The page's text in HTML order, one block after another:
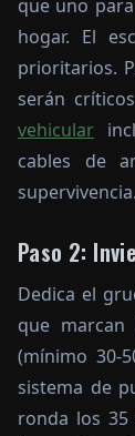
que uno
hogar. El
prioritarios.
serán
vehicular
cables de
supervivencia.
Paso 2:
Dedica el
que
(mínimo 30-
sistema de
ronda los